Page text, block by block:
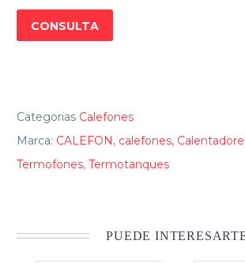
CONSULTA
Categorias Calefones
Marca: CALEFON, calefones,
Termofones, Termotanques
PUEDE